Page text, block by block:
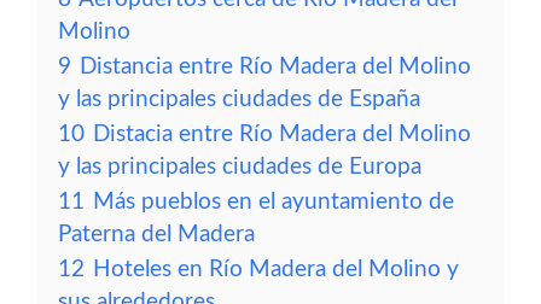
Molino
9 Distancia entre Río Madera del Molino
y las principales ciudades de España
10 Distacia entre Río Madera del Molino
y las principales ciudades de Europa
11 Más pueblos en el ayuntamiento de
Paterna del Madera
12 Hoteles en Río Madera del Molino y